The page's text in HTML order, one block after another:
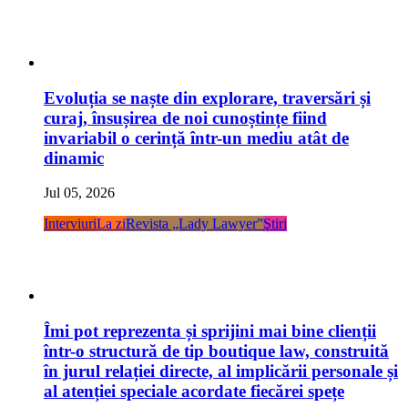
Evoluția se naște din explorare, traversări și
curaj, însușirea de noi cunoștințe fiind
invariabil o cerință într-un mediu atât de
dinamic
Jul 05, 2026
InterviuriLa ziRevista „Lady Lawyer”Ştiri
Îmi pot reprezenta și sprijini mai bine clienții
într-o structură de tip boutique law, construită
în jurul relației directe, al implicării personale și
al atenției speciale acordate fiecărei spețe